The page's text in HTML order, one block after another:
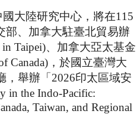
大陸研究中心，將在115
部、加拿大駐臺北貿易辦
in Taipei)、加拿大亞太基金
Canada) ，於國立臺灣大
，舉辦「2026印太區域安
in the Indo-Pacific:
Taiwan, and Regional